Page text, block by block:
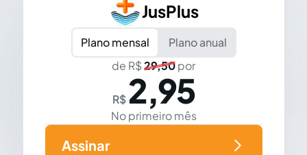
JusPlus
Plano mensal
Plano anual
de R$29,50por
R$ 2,95
No primeiro mês
Assinar